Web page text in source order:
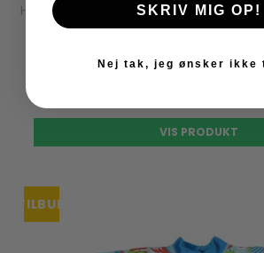
Happy Nappy
VIS PRODUKT
TILBUD
SKRIV MIG OP!
Nej tak, jeg ønsker ikke